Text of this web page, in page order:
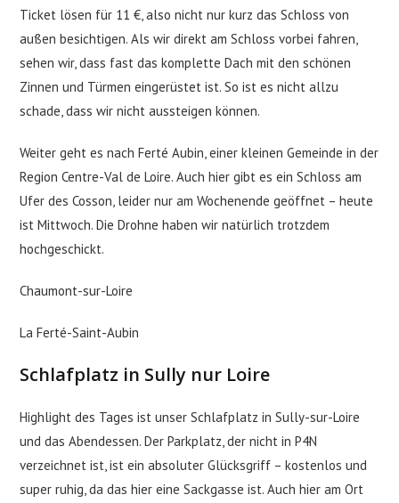
Ticket lösen für 11 €, also nicht nur kurz das Schloss von
außen besichtigen. Als wir direkt am Schloss vorbei fahren,
sehen wir, dass fast das komplette Dach mit den schönen
Zinnen und Türmen eingerüstet ist. So ist es nicht allzu
schade, dass wir nicht aussteigen können.
Weiter geht es nach Ferté Aubin, einer kleinen Gemeinde in der
Region Centre-Val de Loire. Auch hier gibt es ein Schloss am
Ufer des Cosson, leider nur am Wochenende geöffnet – heute
ist Mittwoch. Die Drohne haben wir natürlich trotzdem
hochgeschickt.
Chaumont-sur-Loire
La Ferté-Saint-Aubin
Schlafplatz in Sully nur Loire
Highlight des Tages ist unser Schlafplatz in Sully-sur-Loire
und das Abendessen. Der Parkplatz, der nicht in P4N
verzeichnet ist, ist ein absoluter Glücksgriff – kostenlos und
super ruhig, da das hier eine Sackgasse ist. Auch hier am Ort